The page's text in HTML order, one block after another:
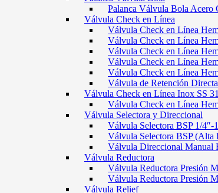
Palanca Válvula Bola Acero
Válvula Check en Línea
Válvula Check en Línea
Válvula Check en Línea
Válvula Check en Línea
Válvula Check en Línea
Válvula Check en Línea
Válvula de Retención
Válvula Check en Línea Inox SS
Válvula Check en Línea
Válvula Selectora y Direccional
Válvula Selectora BSP 1/4″-
Válvula Selectora BSP (Alta
Válvula Direccional Manual
Válvula Reductora
Válvula Reductora Presión
Válvula Reductora Presión
Válvula Relief